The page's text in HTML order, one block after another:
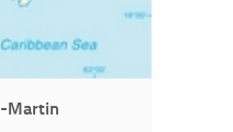
Martin